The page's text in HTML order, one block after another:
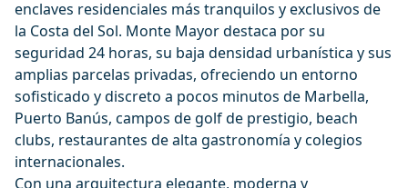
enclaves residenciales más tranquilos y exclusivos de
la Costa del Sol. Monte Mayor destaca por su
seguridad 24 horas, su baja densidad urbanística y sus
amplias parcelas privadas, ofreciendo un entorno
sofisticado y discreto a pocos minutos de Marbella,
Puerto Banús, campos de golf de prestigio, beach
clubs, restaurantes de alta gastronomía y colegios
internacionales.
Con una arquitectura elegante, moderna y